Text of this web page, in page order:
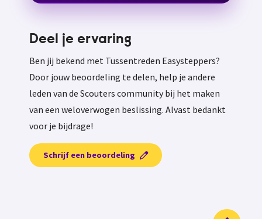
Deel je ervaring
Ben jij bekend met Tussentreden Easysteppers?
Door jouw beoordeling te delen, help je andere
leden van de Scouters community bij het maken
van een weloverwogen beslissing. Alvast bedankt
voor je bijdrage!
Schrijf een beoordeling